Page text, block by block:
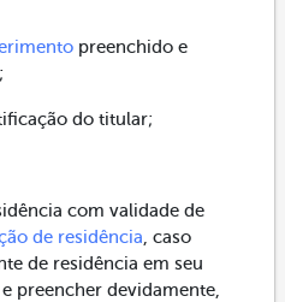
preenchido e
do titular;
com validade de
de residência, caso
de residência em seu
preencher devidamente,